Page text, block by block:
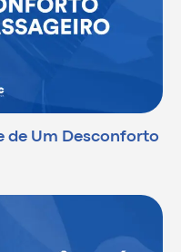
de Um Desconforto